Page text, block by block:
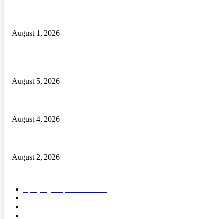
August 1, 2026
August 5, 2026
August 4, 2026
August 2, 2026